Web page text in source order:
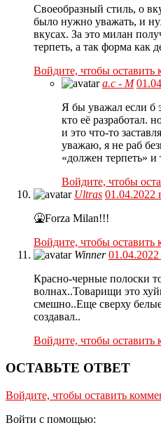
Своеобразный стиль, о
было нужно уважать, и
вкусах. За это милан
терпеть, а так форма как
Войдите, чтобы оставить
а.с - М
Я бы уважал если б
кто её разработал.
и это что-то
уважаю, я не раб
«должен терпеть» и
Войдите, чтобы
Ultras 01.04.2022
🤮Forza Milan!!!
Войдите, чтобы оставить
Winner
Красно-черные полоски
волнах..Товарищи это
смешно..Еще сверху
создавал..
Войдите, чтобы оставить
ОСТАВЬТЕ ОТВЕТ
Войдите, чтобы оставить
Войти с помощью: